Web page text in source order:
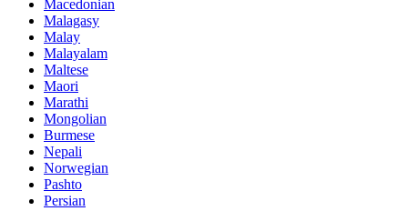
Macedonian
Malagasy
Malay
Malayalam
Maltese
Maori
Marathi
Mongolian
Burmese
Nepali
Norwegian
Pashto
Persian